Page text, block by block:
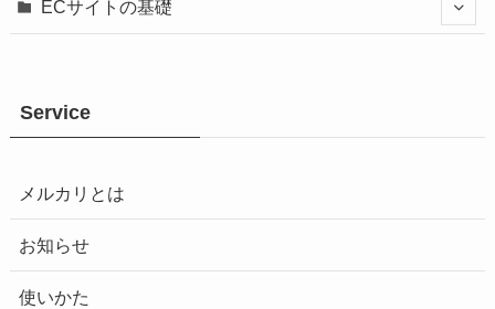
ECサイトの基礎
Service
メルカリとは
お知らせ
使いかた